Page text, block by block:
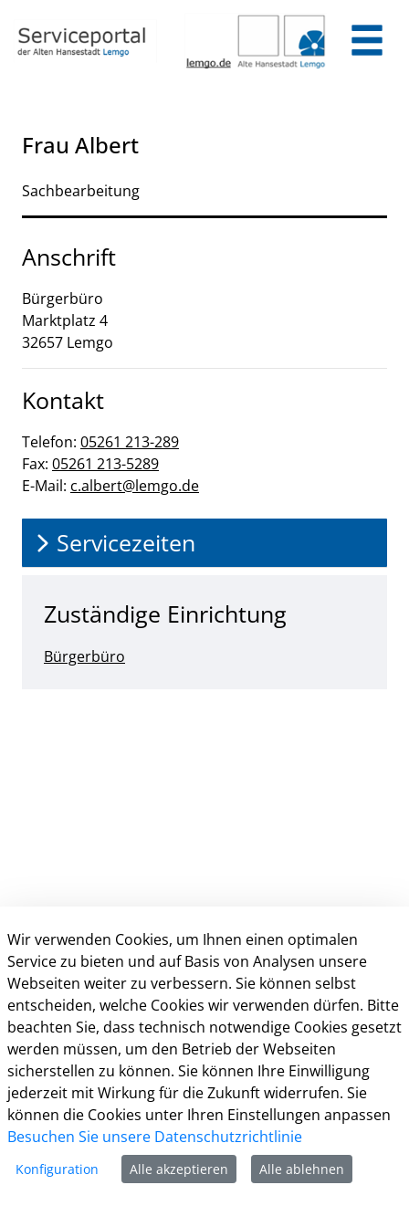
Frau Albert
Sachbearbeitung
Anschrift
Bürgerbüro
Marktplatz 4
32657 Lemgo
Kontakt
Telefon: 05261 213-289
Fax: 05261 213-5289
E-Mail: c.albert@lemgo.de
Servicezeiten
Zuständige Einrichtung
Bürgerbüro
Kontakt
Öffnungszeiten
Häuftig gestellte Fragen (FAQ)
Impressum
Datenschutz
Kontakt
Nutzungsbedingungen
Wir verwenden Cookies, um Ihnen einen optimalen
Service zu bieten und auf Basis von Analysen unsere
Webseiten weiter zu verbessern. Sie können selbst
entscheiden, welche Cookies wir verwenden dürfen. Bitte
beachten Sie, dass technisch notwendige Cookies gesetzt
werden müssen, um den Betrieb der Webseiten
sicherstellen zu können. Sie können Ihre Einwilligung
jederzeit mit Wirkung für die Zukunft widerrufen. Sie
können die Cookies unter Ihren Einstellungen anpassen
Besuchen Sie unsere Datenschutzrichtlinie
Konfiguration Alle akzeptieren Alle ablehnen